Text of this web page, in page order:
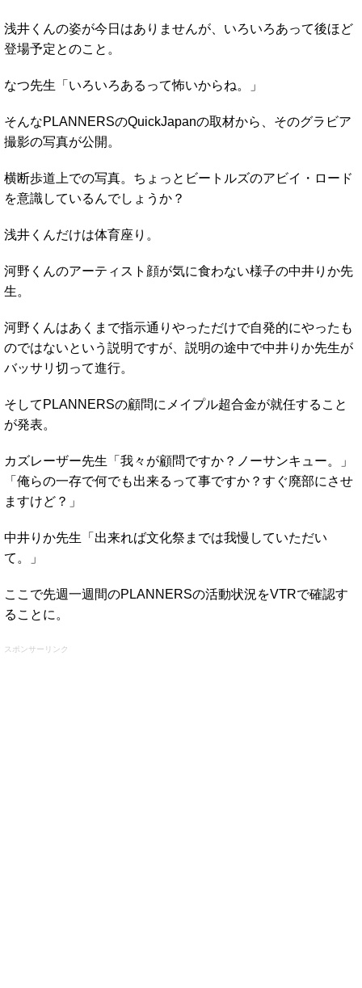
浅井くんの姿が今日はありませんが、いろいろあって後ほど
登場予定とのこと。
なつ先生「いろいろあるって怖いからね。」
そんなPLANNERSのQuickJapanの取材から、そのグラビア
撮影の写真が公開。
横断歩道上での写真。ちょっとビートルズのアビイ・ロード
を意識しているんでしょうか？
浅井くんだけは体育座り。
河野くんのアーティスト顔が気に食わない様子の中井りか先
生。
河野くんはあくまで指示通りやっただけで自発的にやったも
のではないという説明ですが、説明の途中で中井りか先生が
バッサリ切って進行。
そしてPLANNERSの顧問にメイプル超合金が就任すること
が発表。
カズレーザー先生「我々が顧問ですか？ノーサンキュー。」
「俺らの一存で何でも出来るって事ですか？すぐ廃部にさせ
ますけど？」
中井りか先生「出来れば文化祭までは我慢していただい
て。」
ここで先週一週間のPLANNERSの活動状況をVTRで確認す
ることに。
スポンサーリンク